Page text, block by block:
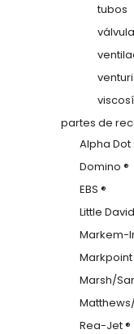
tubos
partes de
Alpha Dot
Domino ®
EBS ®
Little
Markem-
Markpoint
Marsh/
Rea-Jet ®